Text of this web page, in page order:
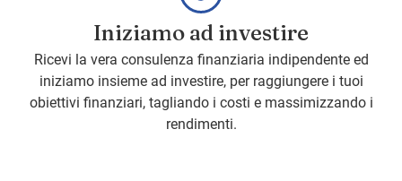
Iniziamo ad investire
Ricevi la vera consulenza finanziaria indipendente ed
iniziamo insieme ad investire, per raggiungere i tuoi
obiettivi finanziari, tagliando i costi e massimizzando i
rendimenti.